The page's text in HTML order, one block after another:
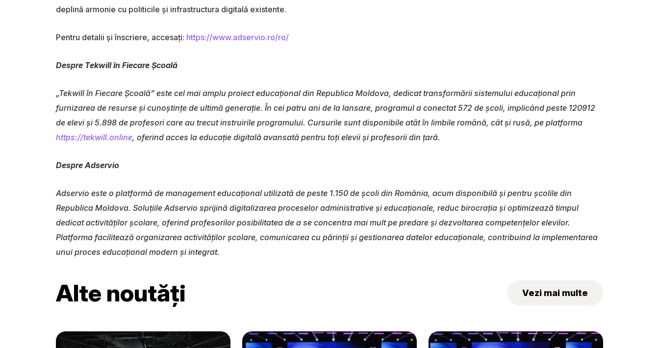
deplină armonie cu politicile și infrastructura digitală existente.
Pentru detalii și înscriere, accesați: https://www.adservio.ro/ro/
Despre Tekwill în Fiecare Școală
„Tekwill în Fiecare Școală” este cel mai amplu proiect educațional din Republica Moldova, dedicat transformării sistemului educațional prin
furnizarea de resurse și cunoștințe de ultimă generație. În cei patru ani de la lansare, programul a conectat 572 de școli, implicând peste 120912
de elevi și 5.898 de profesori care au trecut instruirile programului. Cursurile sunt disponibile atât în limbile română, cât și rusă, pe platforma
https://tekwill.online, oferind acces la educație digitală avansată pentru toți elevii și profesorii din țară.
Despre Adservio
Adservio este o platformă de management educațional utilizată de peste 1.150 de școli din România, acum disponibilă și pentru școlile din
Republica Moldova. Soluțiile Adservio sprijină digitalizarea proceselor administrative și educaționale, reduc birocrația și optimizează timpul
dedicat activităților școlare, oferind profesorilor posibilitatea de a se concentra mai mult pe predare și dezvoltarea competențelor elevilor.
Platforma facilitează organizarea activităților școlare, comunicarea cu părinții și gestionarea datelor educaționale, contribuind la implementarea
unui proces educațional modern și integrat.
Alte noutăți Vezi mai multe